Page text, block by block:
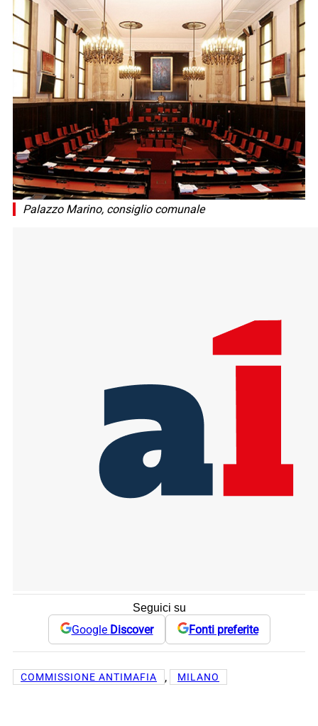
Palazzo Marino, consiglio comunale
Seguici su
Google Discover Fonti preferite
COMMISSIONE ANTIMAFIA , MILANO